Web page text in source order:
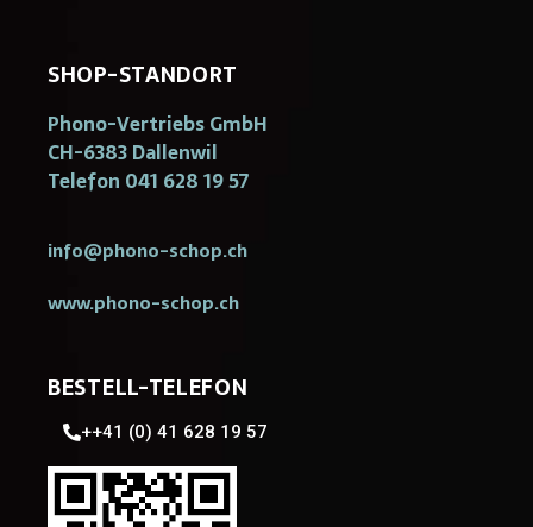
SHOP-STANDORT
Phono-Vertriebs GmbH
CH-6383 Dallenwil
Telefon 041 628 19 57
info@phono-schop.ch
www.phono-schop.ch
BESTELL-TELEFON
++41 (0) 41 628 19 57